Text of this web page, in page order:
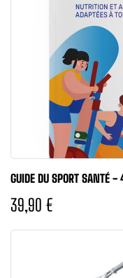
GUIDE DU SPORT SANTÉ -
39,90 €